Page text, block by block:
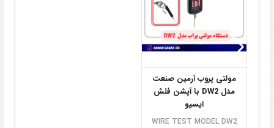
مولتی پروب آرمین صنعت
مدل DW2 با آپشن فلش
ایسیو
WIRE TEST MODEL DW2